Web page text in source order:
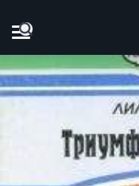
Главная